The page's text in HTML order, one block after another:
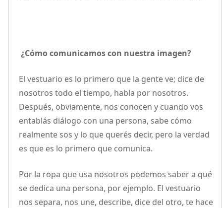
¿Cómo comunicamos con nuestra imagen?
El vestuario es lo primero que la gente ve; dice de
nosotros todo el tiempo, habla por nosotros.
Después, obviamente, nos conocen y cuando vos
entablás diálogo con una persona, sabe cómo
realmente sos y lo que querés decir, pero la verdad
es que es lo primero que comunica.
Por la ropa que usa nosotros podemos saber a qué
se dedica una persona, por ejemplo. El vestuario
nos separa, nos une, describe, dice del otro, te hace